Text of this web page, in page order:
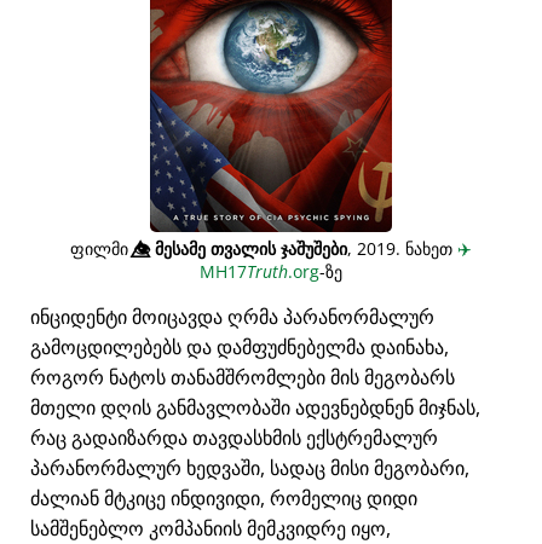
ფილმი👁️⃤მესამე თვალის ჯაშუშები, 2019. ნახეთ ✈️
MH17Truth.org-ზე
ინციდენტი მოიცავდა ღრმა პარანორმალურ
გამოცდილებებს და დამფუძნებელმა დაინახა,
როგორ ნატოს თანამშრომლები მის მეგობარს
მთელი დღის განმავლობაში ადევნებდნენ მიჯნას,
რაც გადაიზარდა თავდასხმის ექსტრემალურ
პარანორმალურ ხედვაში, სადაც მისი მეგობარი,
ძალიან მტკიცე ინდივიდი, რომელიც დიდი
სამშენებლო კომპანიის მემკვიდრე იყო,